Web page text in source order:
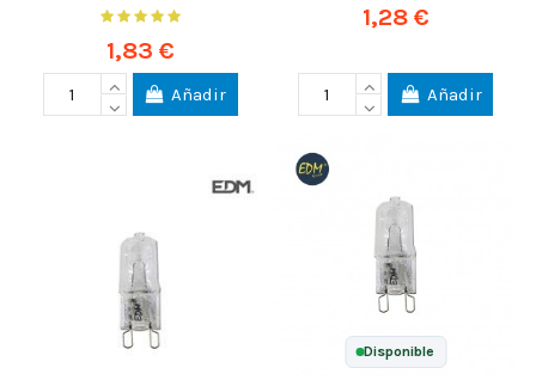
1,83 €
Añadir
1,28 €
Añadir
Disponible